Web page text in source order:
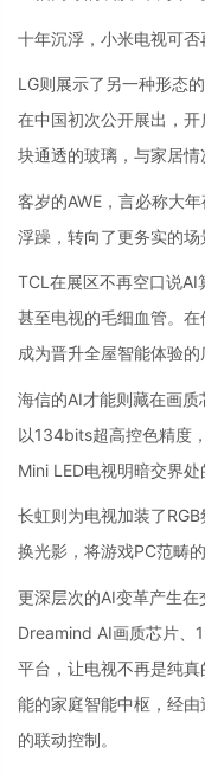
十年沉浮，小米电视可否
LG则展示了另一种形态
在中国初次公开展出，
块通透的玻璃，与家居情
客岁的AWE，言必称大
浮躁，转向了更务实的场
TCL在展区不再空口说AI
甚至电视的毛细血管。
成为晋升全屋智能体验的
海信的AI才能则藏在画质
以134bits超高控色精度
Mini LED电视明暗交界处
长虹则为电视加装了
换光影，将游戏PC范畴
更深层次的AI变革产生在
Dreamind AI画质芯片、
平台，让电视不再是纯
能的家庭智能中枢，经
的联动控制。